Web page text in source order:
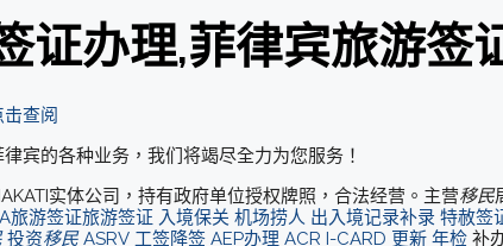
证办理,菲律宾旅游签
查阅
宾的各种业务，我们将竭尽全力为您服务！
实体公司，持有政府单位授权牌照，合法经营。主营移民
旅游签证旅游签证 入境保关 机场捞人 出入境记录补录 特赦签
投资移民 ASRV 工签降签 AEP办理 ACR I-CARD 更新 年检 补